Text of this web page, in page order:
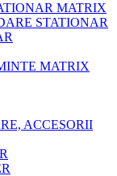
MATRIX
STATIONAR
MATRIX
ACCESORII